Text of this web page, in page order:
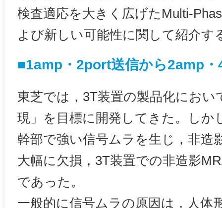
検査適応を大きく広げたMulti-
よび新しい可能性に関して紹介す
■1amp・2port送信から2amp
東芝では，3T装置の製品化におい
現」を目標に開発してきた。しか
幹部で強い信号ムラを生じ，非造
大幅に欠損，3T装置での非造影
であった。
一般的に信号ムラの原因は，人体